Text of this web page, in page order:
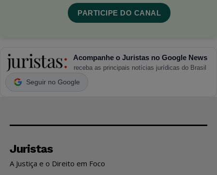
PARTICIPE DO CANAL
Acompanhe o Juristas no Google News
receba as principais notícias jurídicas do Brasil
Seguir no Google
Juristas
A Justiça e o Direito em Foco